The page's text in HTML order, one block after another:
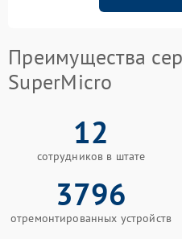
Преимущества
SuperMicro
12
сотрудников в штате
3796
отремонтированных устройств